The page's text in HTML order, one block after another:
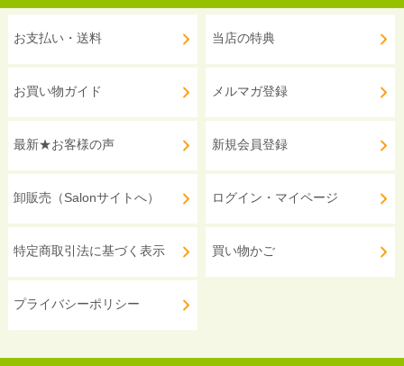
お支払い・送料
お買い物ガイド
最新★お客様の声
卸販売（Salonサイトへ）
特定商取引法に基づく表示
プライバシーポリシー
当店の特典
メルマガ登録
新規会員登録
ログイン・マイページ
買い物かご